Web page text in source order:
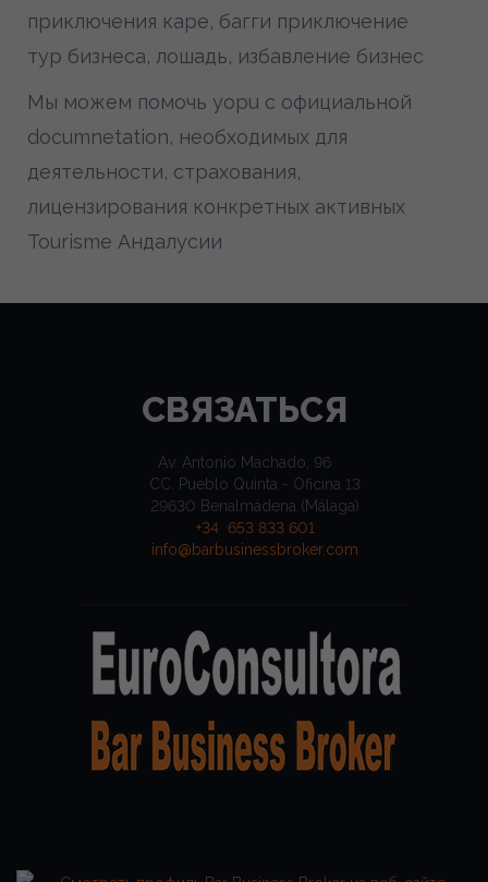
приключения каре, багги приключение
тур бизнеса, лошадь, избавление бизнес
Мы можем помочь yopu с официальной
documnetation, необходимых для
деятельности, страхования,
лицензирования конкретных активных
Tourisme Андалусии
СВЯЗАТЬСЯ
Av. Antonio Machado, 96
CC. Pueblo Quinta - Oficina 13
29630 Benalmádena (Málaga)
+34 653 833 601
info@barbusinessbroker.com